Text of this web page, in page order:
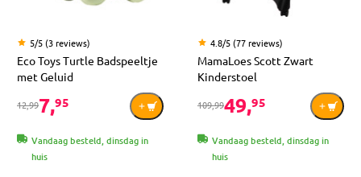
5/5 (3 reviews)
Eco Toys Turtle Badspeeltje
met Geluid
12,997,95
Vandaag besteld, dinsdag in
huis
4.8/5 (77 reviews)
MamaLoes Scott Zwart
Kinderstoel
109,9949,95
Vandaag besteld, dinsdag in
huis